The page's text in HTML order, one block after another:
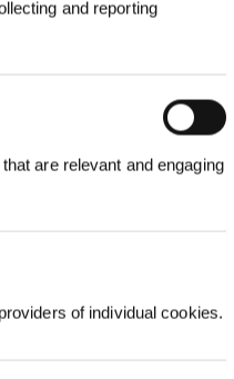
and reporting
are relevant and engaging
of individual cookies.
d’une ingénierie
€.